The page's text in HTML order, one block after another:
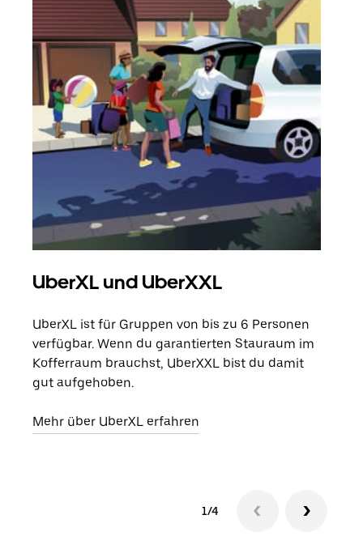
UberXL und UberXXL
UberXL ist für Gruppen von bis zu 6 Personen
verfügbar. Wenn du garantierten Stauraum im
Kofferraum brauchst, UberXXL bist du damit
gut aufgehoben.
Mehr über UberXL erfahren
1/4